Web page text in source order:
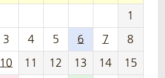
1
3 4 5 6 7
8
10 11 12 13 14
15